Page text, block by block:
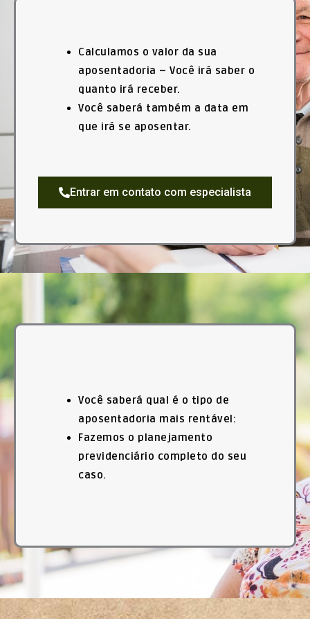
Calculamos o valor da sua
aposentadoria – Você irá saber o
quanto irá receber.
Você saberá também a data em
que irá se aposentar.
Entrar em contato com especialista
Você saberá qual é o tipo de
aposentadoria mais rentável:
Fazemos o planejamento
previdenciário completo do seu
caso.